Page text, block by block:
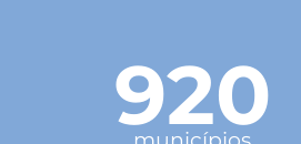
920